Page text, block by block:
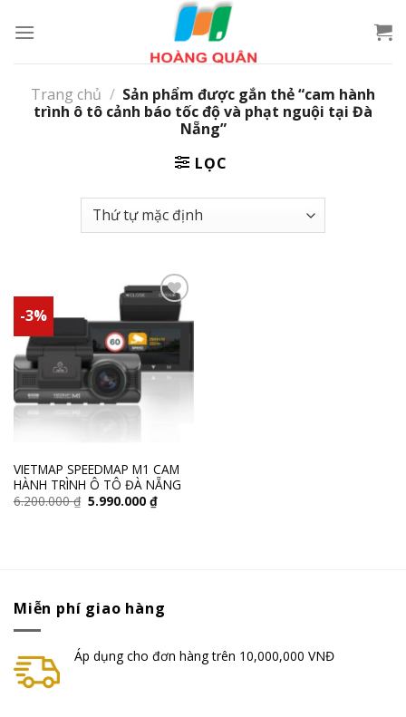
Trang chủ / Sản phẩm được gắn thẻ “cam hành
trình ô tô cảnh báo tốc độ và phạt nguội tại Đà
Nẵng”
LỌC
-3%
Add to
wishlist
VIETMAP SPEEDMAP M1 CAM
HÀNH TRÌNH Ô TÔ ĐÀ NẴNG
6.200.000₫ 5.990.000 ₫
Miễn phí giao hàng
Áp dụng cho đơn hàng trên 10,000,000 VNĐ